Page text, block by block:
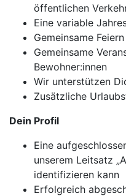
öffentlichen
Eine variable
Gemeinsame
Gemeinsame
Bewohner:innen
Wir unterstützen
Zusätzliche
Dein Profil
Eine
unserem Leitsatz
identifizieren kann
Erfolgreich